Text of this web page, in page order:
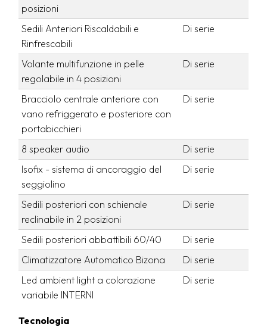
posizioni
Sedili Anteriori Riscaldabili e
Rinfrescabili
Di serie
Volante multifunzione in pelle
regolabile in 4 posizioni
Di serie
Bracciolo centrale anteriore con
vano refriggerato e posteriore con
portabicchieri
Di serie
8 speaker audio
Di serie
Isofix - sistema di ancoraggio del
seggiolino
Di serie
Sedili posteriori con schienale
reclinabile in 2 posizioni
Di serie
Sedili posteriori abbattibili 60/40
Di serie
Climatizzatore Automatico Bizona
Di serie
Led ambient light a colorazione
variabile INTERNI
Di serie
Tecnologia